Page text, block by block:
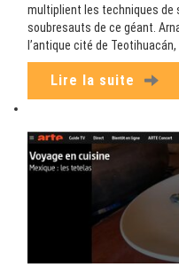
multiplient les techniques de
soubresauts de ce géant.
l’antique cité de
Lire la suite